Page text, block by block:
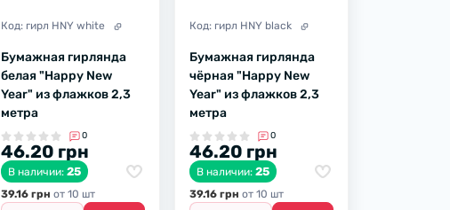
Код: гирл HNY white
Бумажная гирлянда
белая "Happy New
Year" из флажков 2,3
метра
0
46.20 грн
В наличии: 25
39.16 грн от 10 шт
Код: гирл HNY black
Бумажная гирлянда
чёрная "Happy New
Year" из флажков 2,3
метра
0
46.20 грн
В наличии: 25
39.16 грн от 10 шт